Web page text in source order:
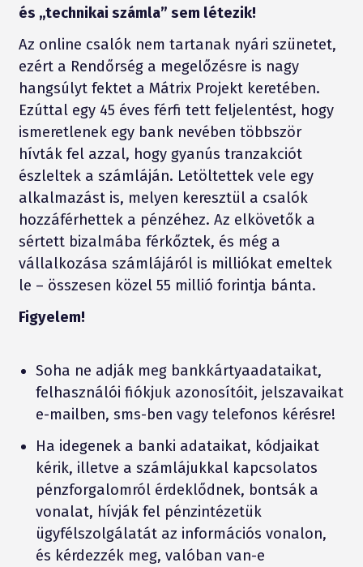
és „technikai számla” sem létezik!
Az online csalók nem tartanak nyári szünetet,
ezért a Rendőrség a megelőzésre is nagy
hangsúlyt fektet a Mátrix Projekt keretében.
Ezúttal egy 45 éves férfi tett feljelentést, hogy
ismeretlenek egy bank nevében többször
hívták fel azzal, hogy gyanús tranzakciót
észleltek a számláján. Letöltettek vele egy
alkalmazást is, melyen keresztül a csalók
hozzáférhettek a pénzéhez. Az elkövetők a
sértett bizalmába férkőztek, és még a
vállalkozása számlájáról is milliókat emeltek
le – összesen közel 55 millió forintja bánta.
Figyelem!
Soha ne adják meg bankkártyaadataikat,
felhasználói fiókjuk azonosítóit, jelszavaikat
e-mailben, sms-ben vagy telefonos kérésre!
Ha idegenek a banki adataikat, kódjaikat
kérik, illetve a számlájukkal kapcsolatos
pénzforgalomról érdeklődnek, bontsák a
vonalat, hívják fel pénzintézetük
ügyfélszolgálatát az információs vonalon,
és kérdezzék meg, valóban van-e